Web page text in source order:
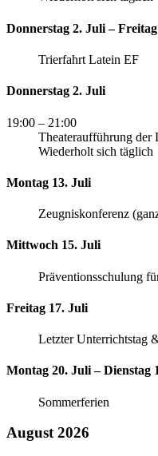
Donnerstag 2. Juli –
Trierfahrt Latein EF
Donnerstag 2. Juli
19:00 – 21:00
Theateraufführung der
Wiederholt sich täglich
Montag 13. Juli
Zeugniskonferenz
Mittwoch 15. Juli
Präventionsschulung
Freitag 17. Juli
Letzter Unterrichtstag
Montag 20. Juli – Dienstag
Sommerferien
August 2026